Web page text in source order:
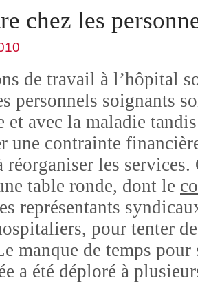
chez les
de travail à l’hôpital
personnels soignants
et avec la maladie
une contrainte
réorganiser les
table ronde, dont le
représentants
pour tenter
manque de temps
a été déploré à